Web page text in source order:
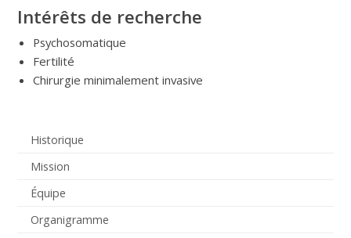
Historique
Mission
Équipe
Organigramme
Intérêts de recherche
Psychosomatique
Fertilité
Chirurgie minimalement invasive